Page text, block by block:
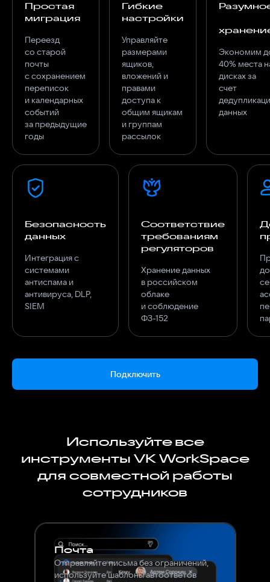
Простая
миграция
Переезд
со старой
почты
с сохранением
переписок
и календарных
событий
за предыдущие
годы
Гибкие
настройки
Управляйте
размерами
ящиков,
вложений и
правами
доступа к
общим ящикам
и группам
рассылок
Экономим
40% места
дисках за
счет
данных
Безопасность
данных
Интеграция с
системами
антиспама и
антивируса, DLP,
SIEM
Соответствие
требованиям
регуляторов
Хранение данных
в российском
облаке
и соблюдение
ФЗ-152
Подключить
Используйте все
инструменты VK WorkSpace
для совместной работы
сотрудников
Почта
Отправляйте письма без ограничений,
используйте шаблоны автоответов